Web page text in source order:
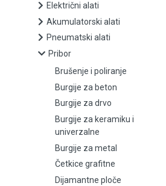
Brušenje i poliranje
Burgije za beton
Burgije za drvo
Burgije za keramiku i univerzalne
Burgije za metal
Četkice grafitne
Električni alati
Akumulatorski alati
Pneumatski alati
Pribor
Brušenje i poliranje
Burgije za beton
Burgije za drvo
Burgije za keramiku i
univerzalne
Burgije za metal
Četkice grafitne
Dijamantne ploče